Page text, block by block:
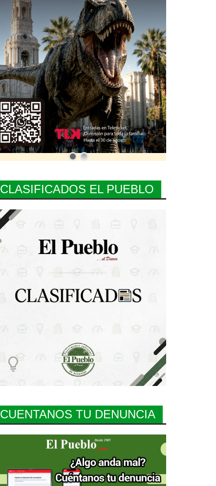
CLASIFICADOS EL PUEBLO
CUENTANOS TU DENUNCIA